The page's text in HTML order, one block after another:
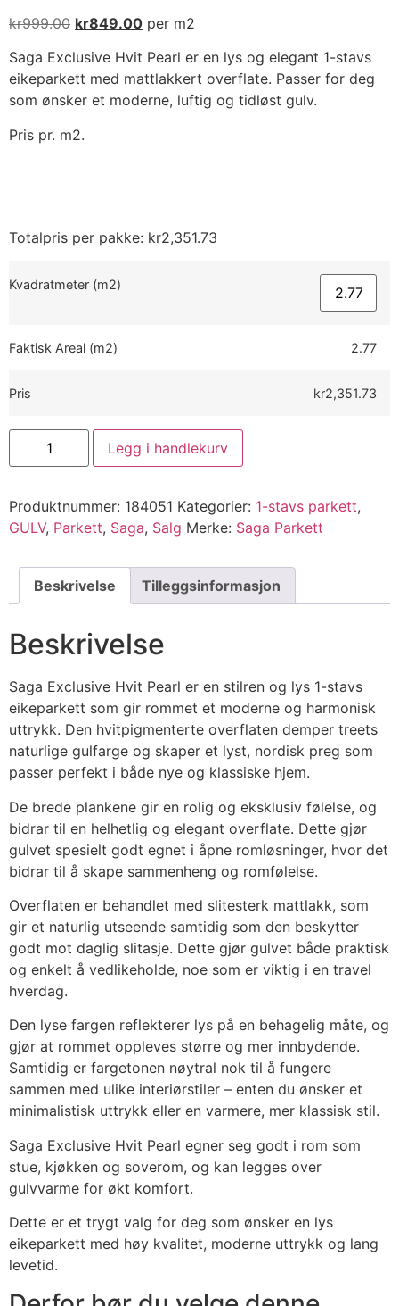
kr999.00 kr849.00 per m2
Saga Exclusive Hvit Pearl er en lys og elegant 1-stavs
eikeparkett med mattlakkert overflate. Passer for deg
som ønsker et moderne, luftig og tidløst gulv.
Pris pr. m2.
Totalpris per pakke: kr2,351.73
Kvadratmeter (m2)
Faktisk Areal (m2) 2.77
Pris kr2,351.73
Legg i handlekurv
Produktnummer: 184051 Kategorier: 1-stavs parkett,
GULV, Parkett, Saga, Salg Merke: Saga Parkett
Beskrivelse Tilleggsinformasjon
Beskrivelse
Saga Exclusive Hvit Pearl er en stilren og lys 1-stavs
eikeparkett som gir rommet et moderne og harmonisk
uttrykk. Den hvitpigmenterte overflaten demper treets
naturlige gulfarge og skaper et lyst, nordisk preg som
passer perfekt i både nye og klassiske hjem.
De brede plankene gir en rolig og eksklusiv følelse, og
bidrar til en helhetlig og elegant overflate. Dette gjør
gulvet spesielt godt egnet i åpne romløsninger, hvor det
bidrar til å skape sammenheng og romfølelse.
Overflaten er behandlet med slitesterk mattlakk, som
gir et naturlig utseende samtidig som den beskytter
godt mot daglig slitasje. Dette gjør gulvet både praktisk
og enkelt å vedlikeholde, noe som er viktig i en travel
hverdag.
Den lyse fargen reflekterer lys på en behagelig måte, og
gjør at rommet oppleves større og mer innbydende.
Samtidig er fargetonen nøytral nok til å fungere
sammen med ulike interiørstiler – enten du ønsker et
minimalistisk uttrykk eller en varmere, mer klassisk stil.
Saga Exclusive Hvit Pearl egner seg godt i rom som
stue, kjøkken og soverom, og kan legges over
gulvvarme for økt komfort.
Dette er et trygt valg for deg som ønsker en lys
eikeparkett med høy kvalitet, moderne uttrykk og lang
levetid.